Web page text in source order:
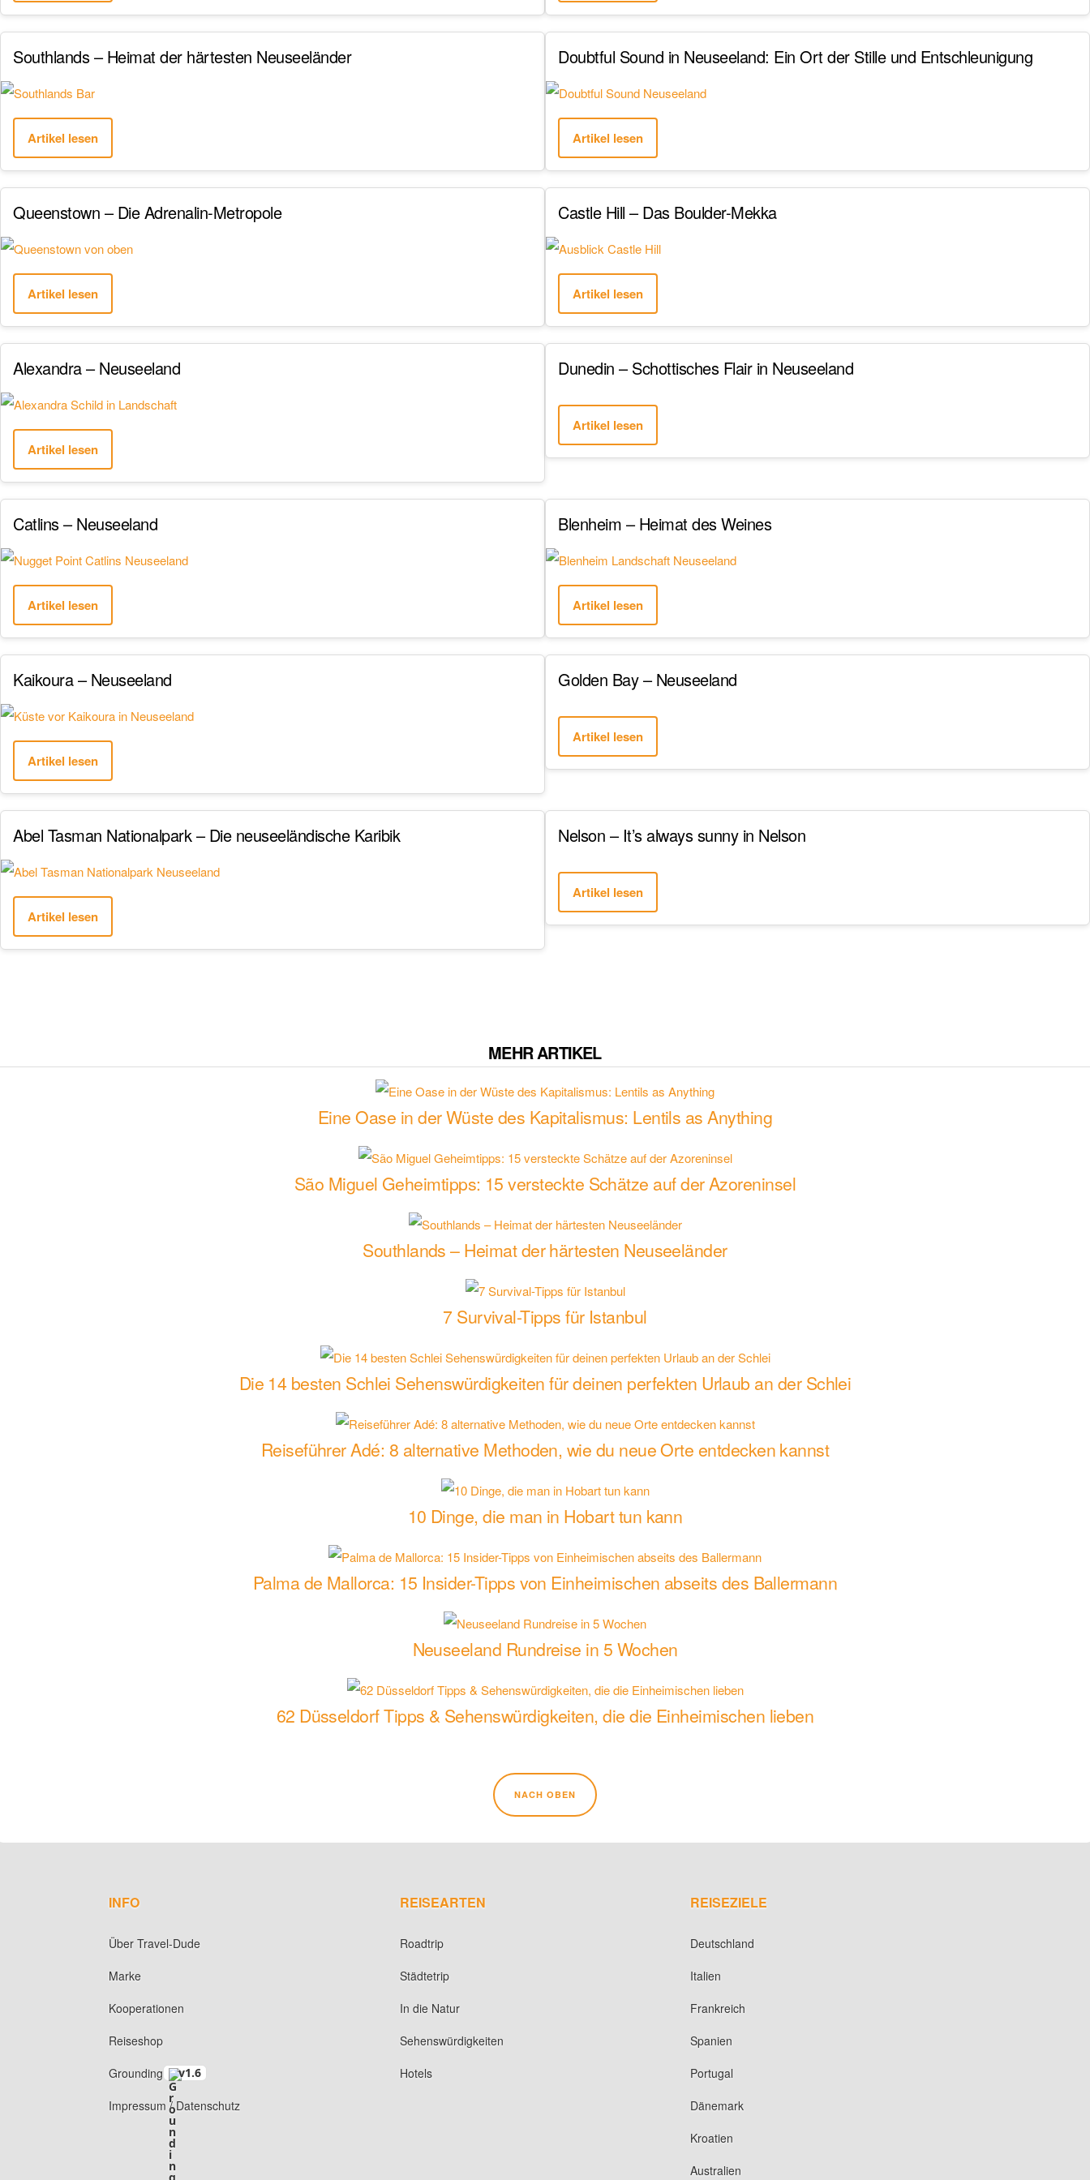
Southlands – Heimat der härtesten Neuseeländer
Artikel lesen
Doubtful Sound in Neuseeland: Ein Ort der Stille und Entschleunigung
Artikel lesen
Queenstown – Die Adrenalin-Metropole
Artikel lesen
Castle Hill – Das Boulder-Mekka
Artikel lesen
Alexandra – Neuseeland
Artikel lesen
Dunedin – Schottisches Flair in Neuseeland
Artikel lesen
Catlins – Neuseeland
Artikel lesen
Blenheim – Heimat des Weines
Artikel lesen
Kaikoura – Neuseeland
Artikel lesen
Golden Bay – Neuseeland
Artikel lesen
Abel Tasman Nationalpark – Die neuseeländische Karibik
Artikel lesen
Nelson – It’s always sunny in Nelson
Artikel lesen
MEHR ARTIKEL
Eine Oase in der Wüste des Kapitalismus: Lentils as Anything
São Miguel Geheimtipps: 15 versteckte Schätze auf der Azoreninsel
Southlands – Heimat der härtesten Neuseeländer
7 Survival-Tipps für Istanbul
Die 14 besten Schlei Sehenswürdigkeiten für deinen perfekten Urlaub an der Schlei
Reiseführer Adé: 8 alternative Methoden, wie du neue Orte entdecken kannst
10 Dinge, die man in Hobart tun kann
Palma de Mallorca: 15 Insider-Tipps von Einheimischen abseits des Ballermann
Neuseeland Rundreise in 5 Wochen
62 Düsseldorf Tipps & Sehenswürdigkeiten, die die Einheimischen lieben
NACH OBEN
INFO
Über Travel-Dude
Marke
Kooperationen
Reiseshop
Grounding
v1.6
Impressum / Datenschutz
REISEARTEN
Roadtrip
Städtetrip
In die Natur
Sehenswürdigkeiten
Hotels
REISEZIELE
Deutschland
Italien
Frankreich
Spanien
Portugal
Dänemark
Kroatien
Australien